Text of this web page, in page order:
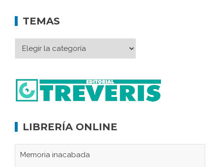
TEMAS
LIBRERÍA ONLINE
El retorno de Sócrates